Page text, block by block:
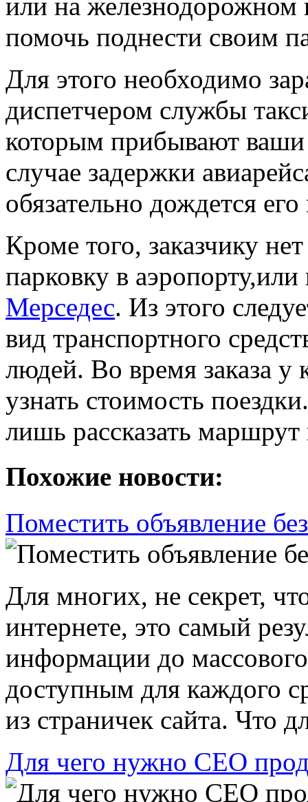
помочь поднести своим
Для этого необходимо
диспетчером службы
которым прибывают
случае задержки
обязательно дождется
Кроме того, заказчику
парковку в
Мерседес. Из этого
вид транспортного
людей. Во время заказа у
узнать стоимость
лишь рассказать
Похожие новости:
Поместить объявление
Для многих, не секрет,
интернете, это самый
информации до
доступным для каждого
из страничек сайта. Что
Для чего нужно СЕО